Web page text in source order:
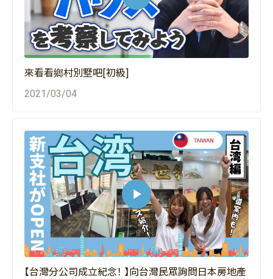
來看看鄉村別墅吧[初級]
2021/03/04
【台灣分公司成立紀念！ 】向台灣民眾詢問日本房地產